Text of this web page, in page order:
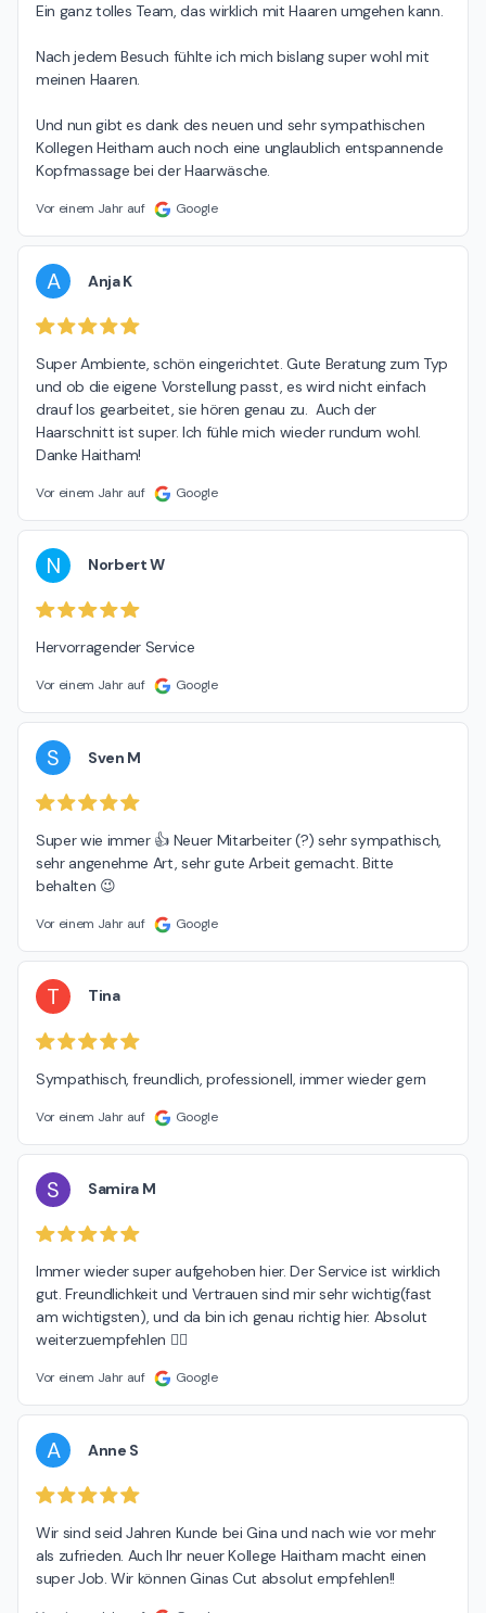
Ein ganz tolles Team, das wirklich mit Haaren umgehen kann.
Nach jedem Besuch fühlte ich mich bislang super wohl mit
meinen Haaren.
Und nun gibt es dank des neuen und sehr sympathischen
Kollegen Heitham auch noch eine unglaublich entspannende
Kopfmassage bei der Haarwäsche.
Vor einem Jahr auf Google
A Anja K
Super Ambiente, schön eingerichtet. Gute Beratung zum Typ
und ob die eigene Vorstellung passt, es wird nicht einfach
drauf los gearbeitet, sie hören genau zu.  Auch der
Haarschnitt ist super. Ich fühle mich wieder rundum wohl.
Danke Haitham!
Vor einem Jahr auf Google
N Norbert W
Hervorragender Service
Vor einem Jahr auf Google
S Sven M
Super wie immer 👍 Neuer Mitarbeiter (?) sehr sympathisch,
sehr angenehme Art, sehr gute Arbeit gemacht. Bitte
behalten 😉
Vor einem Jahr auf Google
T Tina
Sympathisch, freundlich, professionell, immer wieder gern
Vor einem Jahr auf Google
S Samira M
Immer wieder super aufgehoben hier. Der Service ist wirklich
gut. Freundlichkeit und Vertrauen sind mir sehr wichtig(fast
am wichtigsten), und da bin ich genau richtig hier. Absolut
weiterzuempfehlen 👍🏻
Vor einem Jahr auf Google
A Anne S
Wir sind seid Jahren Kunde bei Gina und nach wie vor mehr
als zufrieden. Auch Ihr neuer Kollege Haitham macht einen
super Job. Wir können Ginas Cut absolut empfehlen!!